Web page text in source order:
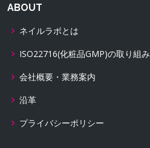
ABOUT
ネイルラボとは
ISO22716(化粧品GMP)の取り組み
会社概要・業務案内
沿革
プライバシーポリシー